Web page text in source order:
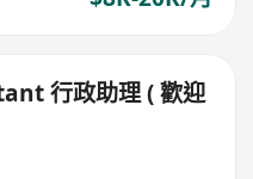
行政助理 ( 歡迎